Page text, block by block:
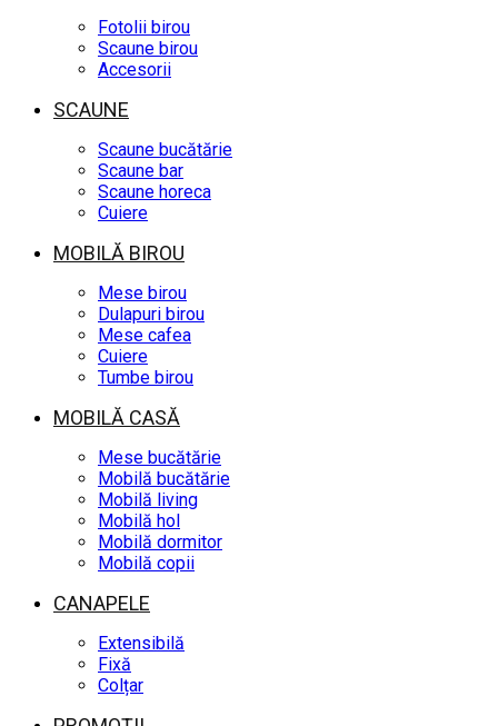
Fotolii birou
Scaune birou
Accesorii
SCAUNE
Scaune bucătărie
Scaune bar
Scaune horeca
Cuiere
MOBILĂ BIROU
Mese birou
Dulapuri birou
Mese cafea
Cuiere
Tumbe birou
MOBILĂ CASĂ
Mese bucătărie
Mobilă bucătărie
Mobilă living
Mobilă hol
Mobilă dormitor
Mobilă copii
CANAPELE
Extensibilă
Fixă
Colțar